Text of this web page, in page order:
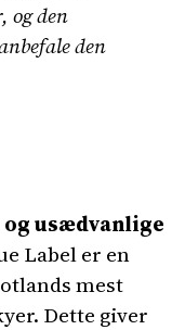
og den
den
usædvanlige
Label er en
mest
Dette giver